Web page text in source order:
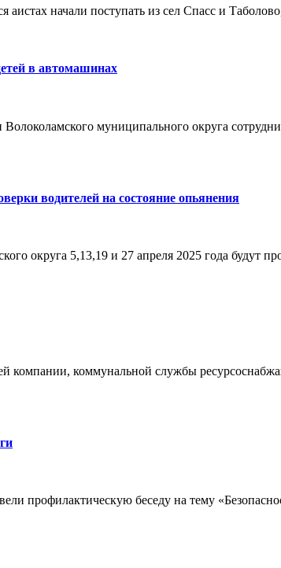
начали поступать из сел Спасс и
в автомашинах
муниципального округа
водителей на состояние опьянения
округа 5,13,19 и 27 апреля 2025 года будут
коммунальной службы
профилактическую беседу на тему